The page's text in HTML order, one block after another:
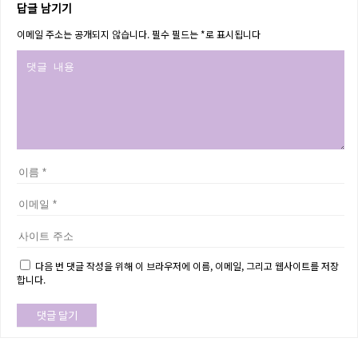
답글 남기기
이메일 주소는 공개되지 않습니다.필수 필드는 *로 표시됩니다
다음 번 댓글 작성을 위해 이 브라우저에 이름, 이메일, 그리고 웹사이트를 저장
합니다.